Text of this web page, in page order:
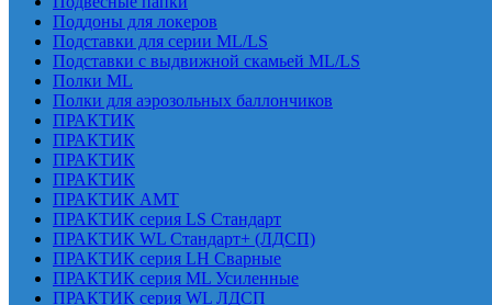
Поддоны для локеров
Подставки для серии ML/LS
Подставки с выдвижной скамьей ML/LS
Полки ML
Полки для аэрозольных баллончиков
ПРАКТИК
ПРАКТИК
ПРАКТИК
ПРАКТИК
ПРАКТИК AMT
ПРАКТИК cерия LS Стандарт
ПРАКТИК WL Стандарт+ (ЛДСП)
ПРАКТИК серия LH Сварные
ПРАКТИК серия ML Усиленные
ПРАКТИК серия WL ЛДСП